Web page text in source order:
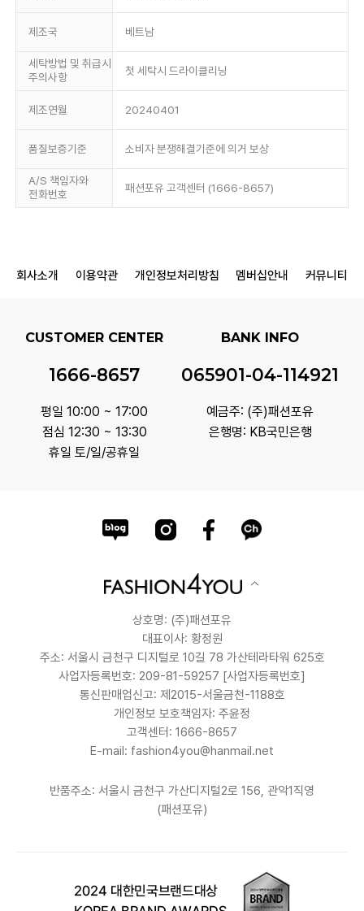
제조국 베트남
세탁방법 및 취급시
주의사항
첫 세탁시 드라이클리닝
제조연월 20240401
품질보증기준 소비자 분쟁해결기준에 의거 보상
A/S 책임자와
전화번호
패션포유 고객센터 (1666-8657)
회사소개 이용약관 개인정보처리방침 멤버십안내 커뮤니티
CUSTOMER CENTER
1666-8657
평일 10:00 ~ 17:00
점심 12:30 ~ 13:30
휴일 토/일/공휴일
BANK INFO
065901-04-114921
예금주: (주)패션포유
은행명: KB국민은행
상호명: (주)패션포유
대표이사: 황정원
주소: 서울시 금천구 디지털로 10길 78 가산테라타워 625호
사업자등록번호: 209-81-59257 [사업자등록번호]
통신판매업신고: 제2015-서울금천-1188호
개인정보 보호책임자: 주윤정
고객센터: 1666-8657
E-mail: fashion4you@hanmail.net
반품주소: 서울시 금천구 가산디지털2로 156, 관악1직영
(패션포유)